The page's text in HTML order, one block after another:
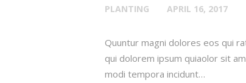
PLANTING APRIL 16, 2017
Quuntur magni dolores eos qui
qui dolorem ipsum quiaolor sit
modi tempora incidunt…